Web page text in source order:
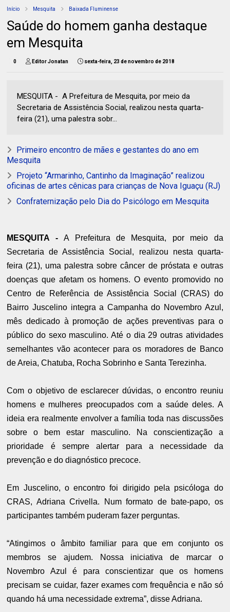
Início Mesquita Baixada Fluminense
Saúde do homem ganha destaque
em Mesquita
0 Editor Jonatan sexta-feira, 23 de novembro de 2018
MESQUITA - A Prefeitura de Mesquita, por meio da
Secretaria de Assistência Social, realizou nesta quarta-
feira (21), uma palestra sobr...
Primeiro encontro de mães e gestantes do ano em
Mesquita
Projeto “Armarinho, Cantinho da Imaginação” realizou
oficinas de artes cênicas para crianças de Nova Iguaçu (RJ)
Confraternização pelo Dia do Psicólogo em Mesquita
MESQUITA -A Prefeitura de Mesquita, por meio da
Secretaria de Assistência Social, realizou nesta quarta-
feira (21), uma palestra sobre câncer de próstata e outras
doenças que afetam os homens. O evento promovido no
Centro de Referência de Assistência Social (CRAS) do
Bairro Juscelino integra a Campanha do Novembro Azul,
mês dedicado à promoção de ações preventivas para o
público do sexo masculino. Até o dia 29 outras atividades
semelhantes vão acontecer para os moradores de Banco
de Areia, Chatuba, Rocha Sobrinho e Santa Terezinha.
Com o objetivo de esclarecer dúvidas, o encontro reuniu
homens e mulheres preocupados com a saúde deles. A
ideia era realmente envolver a família toda nas discussões
sobre o bem estar masculino. Na conscientização a
prioridade é sempre alertar para a necessidade da
prevenção e do diagnóstico precoce.
Em Juscelino, o encontro foi dirigido pela psicóloga do
CRAS, Adriana Crivella. Num formato de bate-papo, os
participantes também puderam fazer perguntas.
“Atingimos o âmbito familiar para que em conjunto os
membros se ajudem. Nossa iniciativa de marcar o
Novembro Azul é para conscientizar que os homens
precisam se cuidar, fazer exames com frequência e não só
quando há uma necessidade extrema”, disse Adriana.